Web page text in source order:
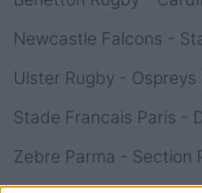
Newcastle Falcons -
Ulster Rugby -
Stade Francais Paris -
Zebre Parma - Section